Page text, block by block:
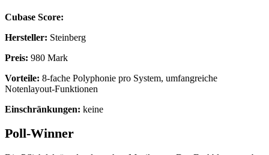
Cubase Score:
Hersteller: Steinberg
Preis: 980 Mark
Vorteile: 8-fache Polyphonie pro System, umfangreiche
Notenlayout-Funktionen
Einschränkungen: keine
Poll-Winner